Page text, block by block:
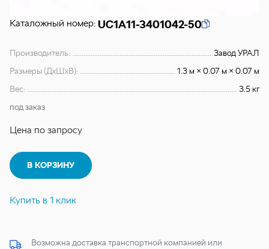
Каталожный номер: UC1A11-3401042-50
Производитель:
Завод УРАЛ
Размеры (ДхШхВ):
1.3 м × 0.07 м × 0.07 м
Вес:
3.5 кг
под заказ
Цена по запросу
В КОРЗИНУ
Купить в 1 клик
Возможна доставка транспортной компанией или